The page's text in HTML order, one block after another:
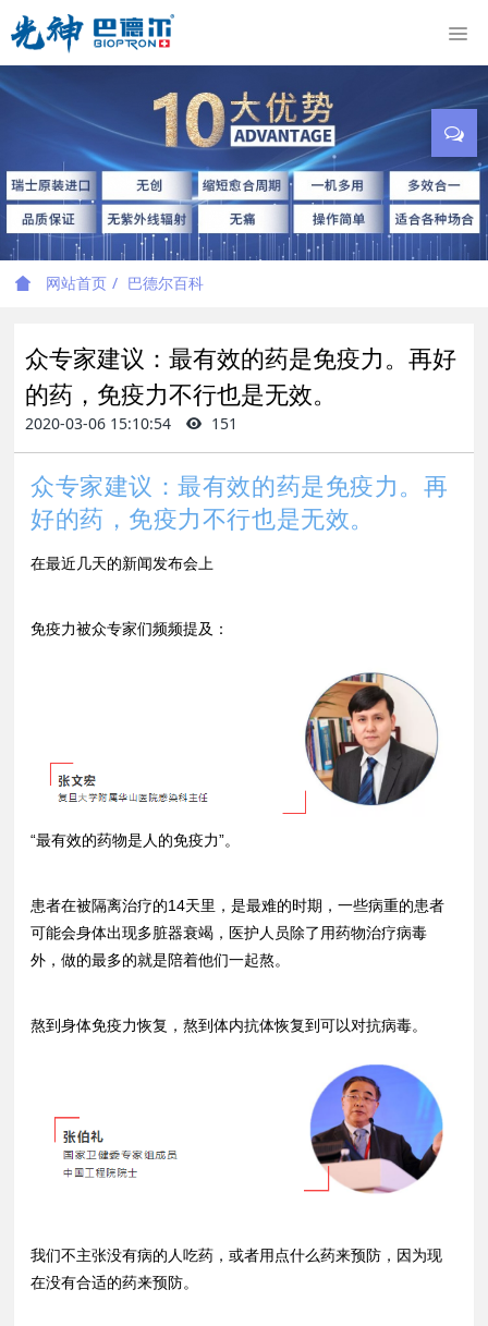
网站首页 巴德尔百科
众专家建议：最有效的药是免疫力。再好
的药，免疫力不行也是无效。
2020-03-06 15:10:54 151
众专家建议：最有效的药是免疫力。再
好的药，免疫力不行也是无效。
在最近几天的新闻发布会上
免疫力被众专家们频频提及：
“最有效的药物是人的免疫力”。
患者在被隔离治疗的14天里，是最难的时期，一些病重的患者
可能会身体出现多脏器衰竭，医护人员除了用药物治疗病毒
外，做的最多的就是陪着他们一起熬。
熬到身体免疫力恢复，熬到体内抗体恢复到可以对抗病毒。
我们不主张没有病的人吃药，或者用点什么药来预防，因为现
在没有合适的药来预防。